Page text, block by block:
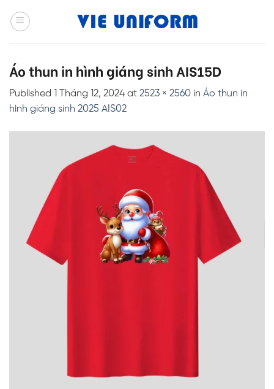
Áo thun in hình giáng sinh AIS15D
Published 1 Tháng 12, 2024 at 2523 × 2560 in Áo thun in
hình giáng sinh 2025 AIS02